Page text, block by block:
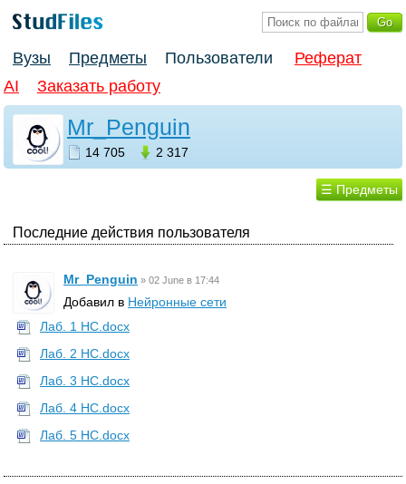
Вузы Предметы Пользователи
Реферат
AI
Заказать работу
Mr_Penguin
14 705 2 317
☰ Предметы
Последние действия пользователя
Mr_Penguin » 02 June в 17:44
Добавил в Нейронные сети
Лаб. 1 НС.docx
Лаб. 2 НС.docx
Лаб. 3 НС.docx
Лаб. 4 НС.docx
Лаб. 5 НС.docx